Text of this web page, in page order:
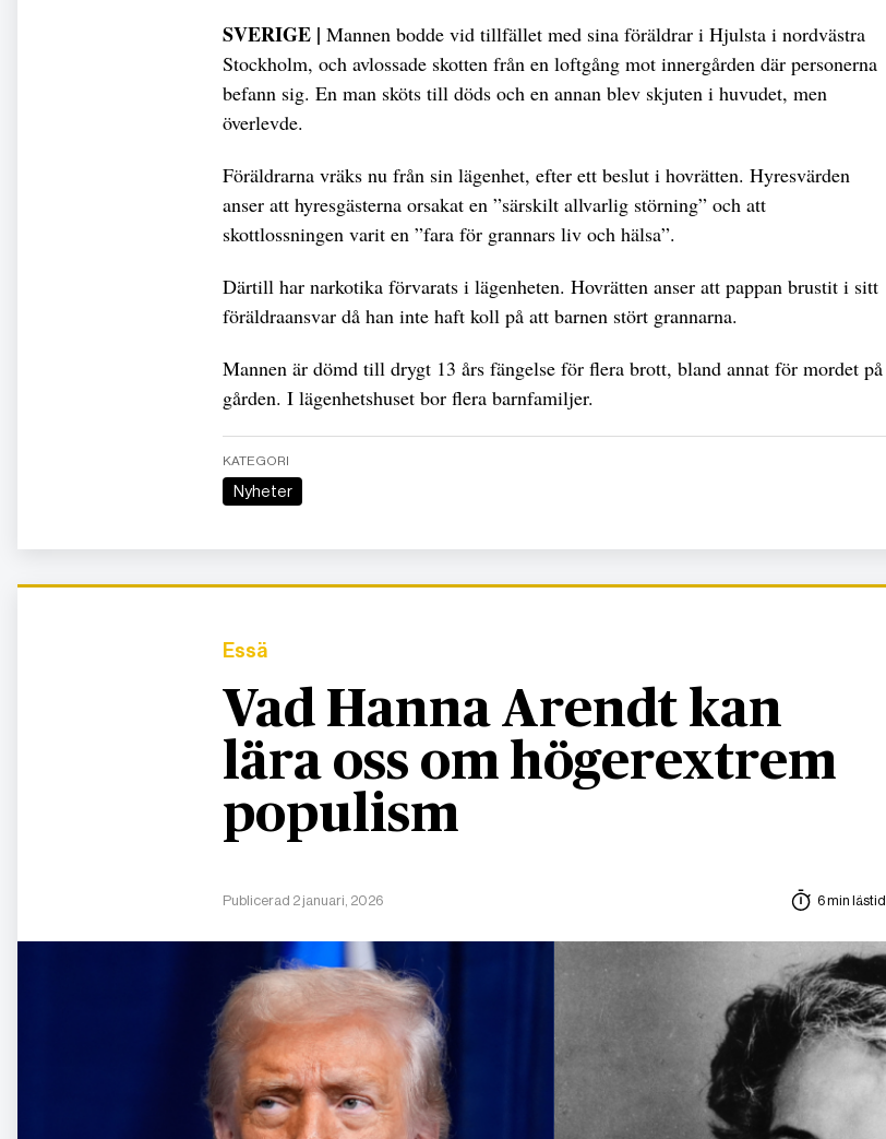
SVERIGE | Mannen bodde vid tillfället med sina föräldrar i Hjulsta i nordvästra
Stockholm, och avlossade skotten från en loftgång mot innergården där personerna
befann sig. En man sköts till döds och en annan blev skjuten i huvudet, men
överlevde.
Föräldrarna vräks nu från sin lägenhet, efter ett beslut i hovrätten. Hyresvärden
anser att hyresgästerna orsakat en ”särskilt allvarlig störning” och att
skottlossningen varit en ”fara för grannars liv och hälsa”.
Därtill har narkotika förvarats i lägenheten. Hovrätten anser att pappan brustit i sitt
föräldraansvar då han inte haft koll på att barnen stört grannarna.
Mannen är dömd till drygt 13 års fängelse för flera brott, bland annat för mordet på
gården. I lägenhetshuset bor flera barnfamiljer.
KATEGORI
Nyheter
Essä
Vad Hanna Arendt kan
lära oss om högerextrem
populism
Publicerad 2 januari, 2026 6 min lästid